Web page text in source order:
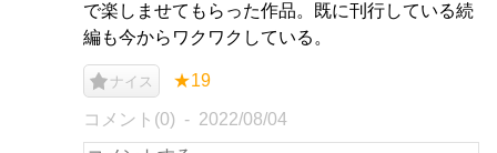
で楽しませてもらった作品。既に刊行している続
編も今からワクワクしている。
ナイス ★19
コメント(0) 2022/08/04